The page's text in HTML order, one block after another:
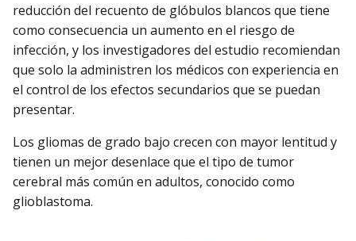
reducción del recuento de glóbulos blancos que tiene
como consecuencia un aumento en el riesgo de
infección, y los investigadores del estudio recomiendan
que solo la administren los médicos con experiencia en
el control de los efectos secundarios que se puedan
presentar.
Los gliomas de grado bajo crecen con mayor lentitud y
tienen un mejor desenlace que el tipo de tumor
cerebral más común en adultos, conocido como
glioblastoma.